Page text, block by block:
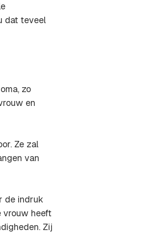
dat teveel
zo
en
Ze zal
van
de indruk
vrouw heeft
Zij